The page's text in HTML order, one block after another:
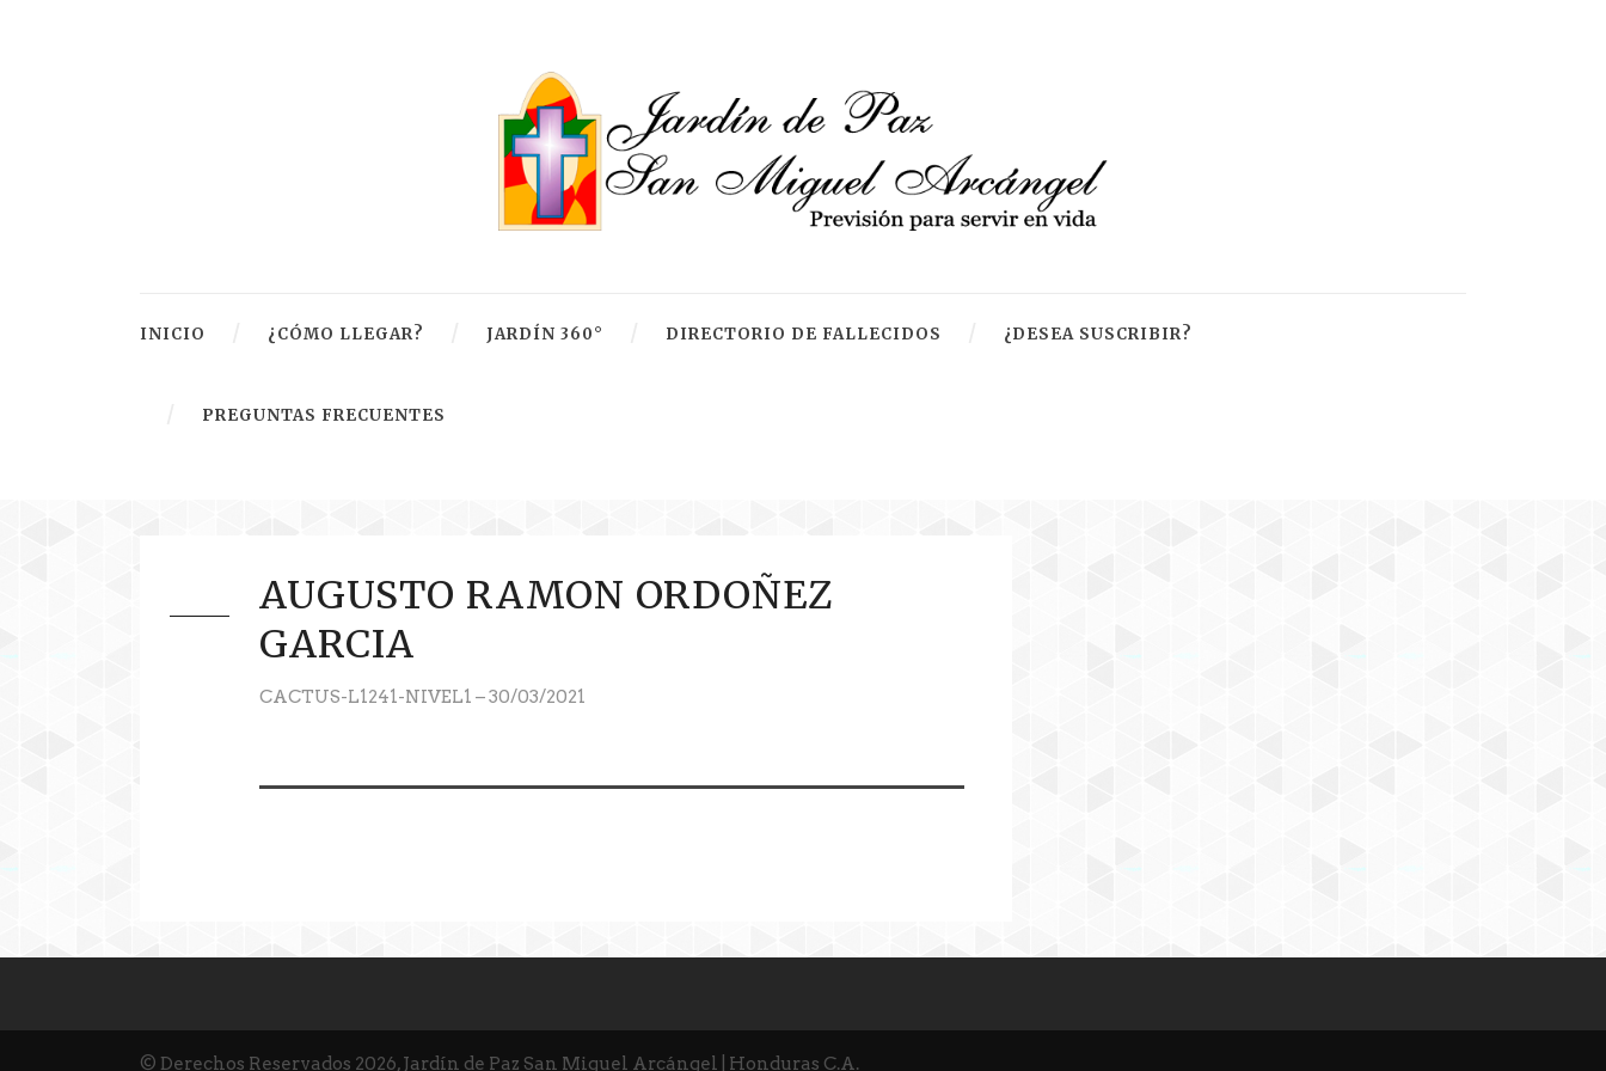
INICIO ¿CÓMO LLEGAR? JARDÍN 360° DIRECTORIO DE FALLECIDOS ¿DESEA SUSCRIBIR?
PREGUNTAS FRECUENTES
AUGUSTO RAMON ORDOÑEZ
GARCIA
CACTUS-L1241-NIVEL1 – 30/03/2021
© Derechos Reservados 2026, Jardín de Paz San Miguel Arcángel | Honduras C.A.